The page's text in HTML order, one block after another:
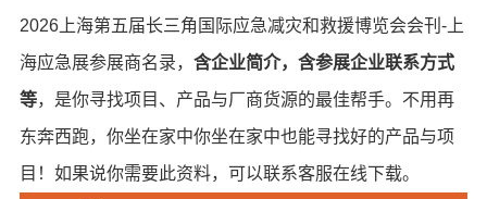
2026上海第五届长三角国际应急减灾和救援博览会会刊-上
海应急展参展商名录， 含企业简介，含参展企业联系方式
等，是你寻找项目、产品与厂商货源的最佳帮手。不用再
东奔西跑，你坐在家中你坐在家中也能寻找好的产品与项
目！如果说你需要此资料，可以联系客服在线下载。